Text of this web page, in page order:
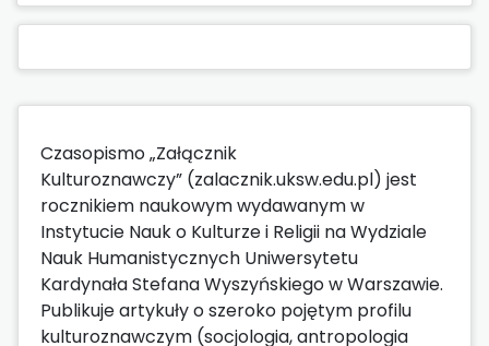
Czasopismo „Załącznik
Kulturoznawczy” (zalacznik.uksw.edu.pl) jest
rocznikiem naukowym wydawanym w
Instytucie Nauk o Kulturze i Religii na Wydziale
Nauk Humanistycznych Uniwersytetu
Kardynała Stefana Wyszyńskiego w Warszawie.
Publikuje artykuły o szeroko pojętym profilu
kulturoznawczym (socjologia, antropologia